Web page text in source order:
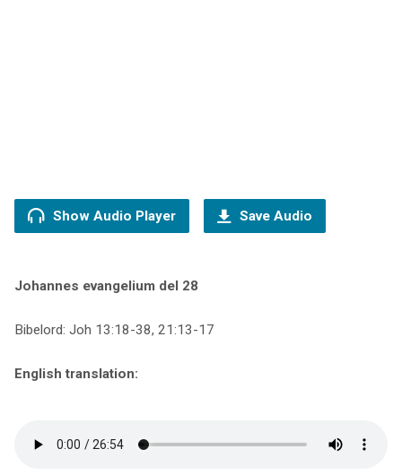
Show Audio Player Save Audio
Johannes evangelium del 28
Bibelord: Joh 13:18-38, 21:13-17
English translation: